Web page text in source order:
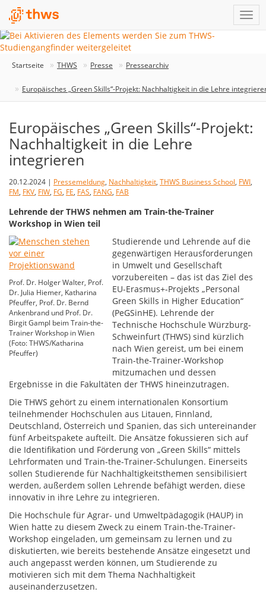
Startseite THWS Presse Pressearchiv
Europäisches „Green Skills“-Projekt: Nachhaltigkeit in die Lehre
Europäisches „Green Skills“-Projekt:
Nachhaltigkeit in die Lehre
integrieren
20.12.2024 | Pressemeldung, Nachhaltigkeit, THWS Business School, FWI,
FM, FKV, FIW, FG, FE, FAS, FANG, FAB
Lehrende der THWS nehmen am Train-the-Trainer
Workshop in Wien teil
Prof. Dr. Holger Walter, Prof.
Dr. Julia Hiemer, Katharina
Pfeuffer, Prof. Dr. Bernd
Ankenbrand und Prof. Dr.
Birgit Gampl beim Train-the-
Trainer Workshop in Wien
(Foto: THWS/Katharina
Pfeuffer)
Studierende und Lehrende auf die
gegenwärtigen Herausforderungen
in Umwelt und Gesellschaft
vorzubereiten – das ist das Ziel des
EU-Erasmus+-Projekts „Personal
Green Skills in Higher Education“
(PeGSinHE). Lehrende der
Technische Hochschule Würzburg-
Schweinfurt (THWS) sind kürzlich
nach Wien gereist, um bei einem
Train-the-Trainer-Workshop
mitzumachen und dessen
Ergebnisse in die Fakultäten der THWS hineinzutragen.
Die THWS gehört zu einem internationalen Konsortium
teilnehmender Hochschulen aus Litauen, Finnland,
Deutschland, Österreich und Spanien, das sich untereinander
fünf Arbeitspakete aufteilt. Die Ansätze fokussieren sich auf
die Identifikation und Förderung von „Green Skills“ mittels
Lehrformaten und Train-the-Trainer-Schulungen. Einerseits
sollen Studierende für Nachhaltigkeitsthemen sensibilisiert
werden, außerdem sollen Lehrende befähigt werden, diese
innovativ in ihre Lehre zu integrieren.
Die Hochschule für Agrar- und Umweltpädagogik (HAUP) in
Wien hatte zu diesem Zweck zu einem Train-the-Trainer-
Workshop eingeladen, um gemeinsam zu lernen und zu
diskutierten, wie bereits bestehende Ansätze eingesetzt und
auch angepasst werden können, um Studierende zu
motivieren sich mit dem Thema Nachhaltigkeit
auseinanderzusetzen.